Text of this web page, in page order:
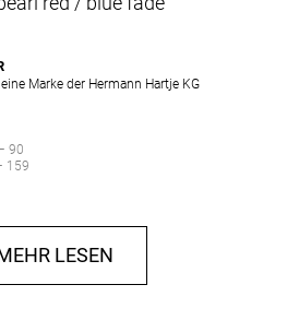
Marke der Hermann Hartje KG
90
159
LESEN